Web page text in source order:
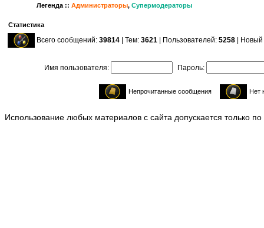
Легенда :: Администраторы, Супермодераторы
Статистика
Всего сообщений: 39814 | Тем: 3621 | Пользователей: 5258 |
Имя пользователя: Пароль:
Непрочитанные сообщения Нет
Использование любых материалов с сайта допускается только